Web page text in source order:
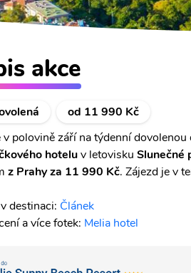
akce
od 11 990 Kč
v polovině září na týdenní dovolenou
hoteluv letovisku Slunečné
z Prahy za 11 990 Kč. Zájezd je v
destinaci: Článek
a více fotek: Melia hotel